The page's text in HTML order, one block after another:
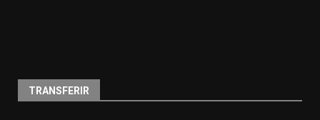
TRANSFERIR